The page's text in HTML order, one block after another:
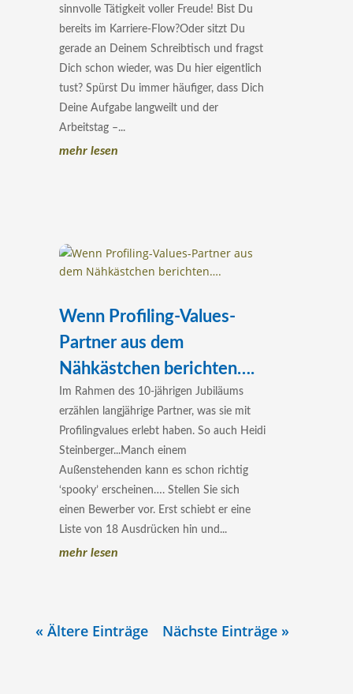
sinnvolle Tätigkeit voller Freude! Bist Du
bereits im Karriere-Flow?Oder sitzt Du
gerade an Deinem Schreibtisch und fragst
Dich schon wieder, was Du hier eigentlich
tust? Spürst Du immer häufiger, dass Dich
Deine Aufgabe langweilt und der
Arbeitstag –...
mehr lesen
Wenn Profiling-Values-
Partner aus dem
Nähkästchen berichten….
Im Rahmen des 10-jährigen Jubiläums
erzählen langjährige Partner, was sie mit
Profilingvalues erlebt haben. So auch Heidi
Steinberger...Manch einem
Außenstehenden kann es schon richtig
‘spooky’ erscheinen…. Stellen Sie sich
einen Bewerber vor. Erst schiebt er eine
Liste von 18 Ausdrücken hin und...
mehr lesen
« Ältere Einträge Nächste Einträge »